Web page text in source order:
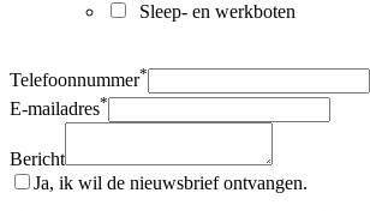
Sleep- en werkboten
Telefoonnummer*
E-mailadres*
Bericht
Ja, ik wil de nieuwsbrief ontvangen.